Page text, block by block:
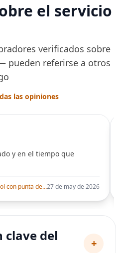
el servicio
verificados sobre
pueden referirse a otros
las opiniones
y en el tiempo que
Ohuhu Marcadores de alcohol con punta de pincel – Juego de marcadores artísticos de doble punta con certificación AP para artistas adultos27 de may de 2026
del
+